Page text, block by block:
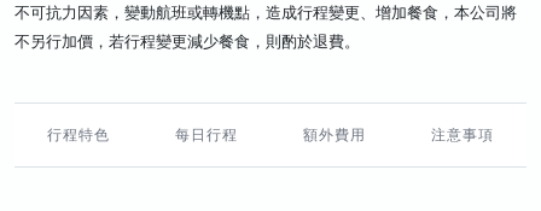
不可抗力因素，變動航班或轉機點，造成行程變更、增加餐食，本公司將
不另行加價，若行程變更減少餐食，則酌於退費。
行程特色 每日行程 額外費用 注意事項